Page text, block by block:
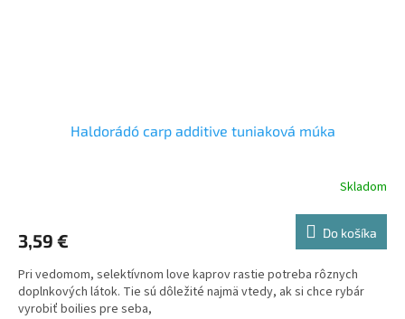
Haldorádó carp additive tuniaková múka
Skladom
3,59 € Do košíka
Pri vedomom, selektívnom love kaprov rastie potreba rôznych
doplnkových látok. Tie sú dôležité najmä vtedy, ak si chce rybár
vyrobiť boilies pre seba,